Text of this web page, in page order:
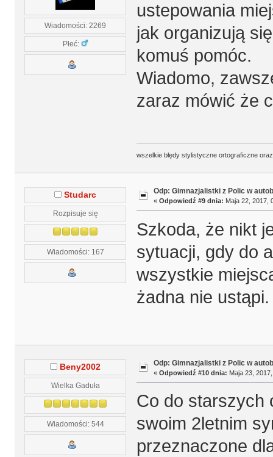
Wiadomości: 2269
Płeć:
ustepowania
jak organizują
komuś pomóc.
Wiadomo,
zaraz mówić że
wszelkie błędy stylistyczne ortograficzne
Studarc
Rozpisuje się
Wiadomości: 167
Odp: Gimnazjalistki z Polic w
« Odpowiedź #9 dnia: Maja 22, 2017,
Szkoda, że nikt
sytuacji, gdy do
wszystkie
żadna nie ustąpi.
Beny2002
Wielka Gaduła
Wiadomości: 544
Odp: Gimnazjalistki z Polic w
« Odpowiedź #10 dnia: Maja 23,
Co do starszych
swoim 2letnim
przeznaczone